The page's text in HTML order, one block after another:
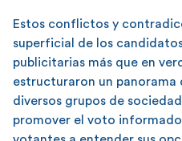
Estos conflictos y
superficial de los
publicitarias más que en
estructuraron un
diversos grupos de
promover el voto